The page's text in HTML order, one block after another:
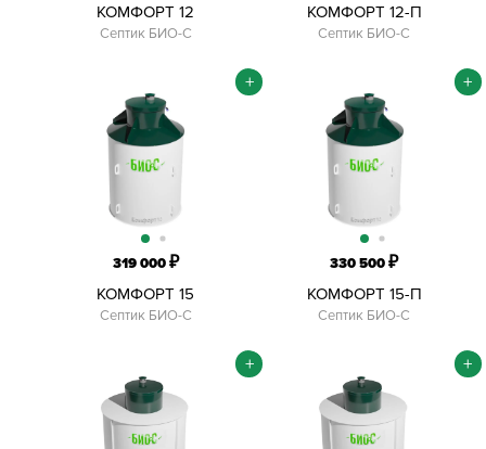
КОМФОРТ 12
Септик БИО-С
КОМФОРТ 12-П
Септик БИО-С
319 000₽
КОМФОРТ 15
Септик БИО-С
+
330 500₽
КОМФОРТ 15-П
Септик БИО-С
+
+ +